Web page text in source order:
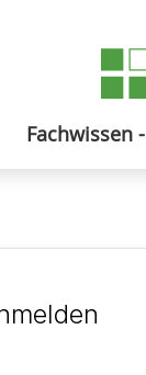
Fachwissen